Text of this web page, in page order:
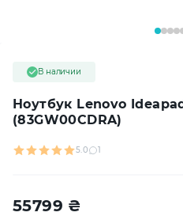
Ноутбук Lenovo
(83GW00CDRA)
В наличии
5.0 1
55799 ₴